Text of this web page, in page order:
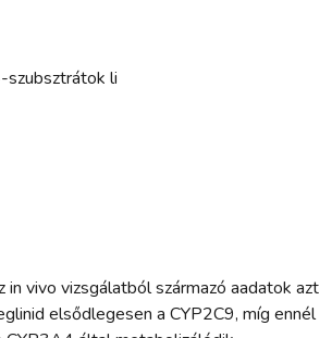
li
in vivo vizsgálatból származó aadatok azt
elsődlegesen a CYP2C9, míg ennél